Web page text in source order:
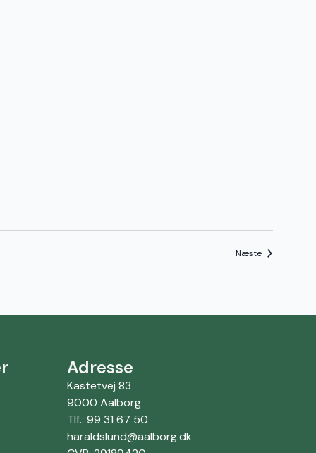
Næste
Adresse
Kastetvej 83
9000 Aalborg
Tlf.: 99 31 67 50
haraldslund@aalborg.dk